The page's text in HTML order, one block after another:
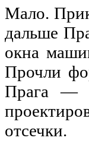
Мало.
дальше
окна
Прочли
Прага —
отсечки.